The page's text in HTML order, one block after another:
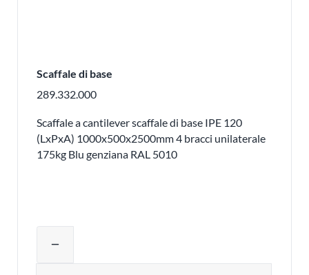
Scaffale di base
289.332.000
Scaffale a cantilever scaffale di base IPE 120
(LxPxA) 1000x500x2500mm 4 bracci unilaterale
175kg Blu genziana RAL 5010
remove